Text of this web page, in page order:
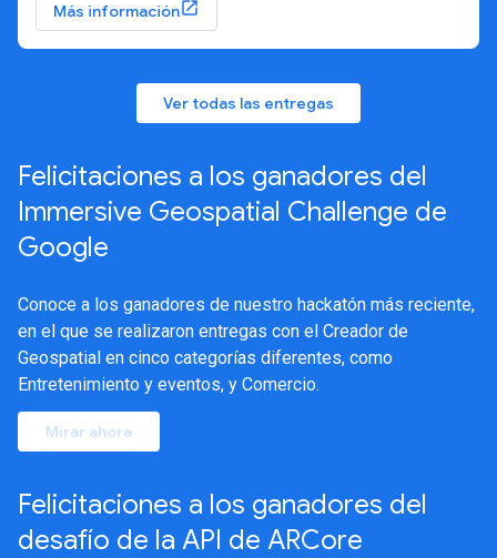
Más información
Ver todas las entregas
Felicitaciones a los ganadores del
Immersive Geospatial Challenge de
Google
Conoce a los ganadores de nuestro hackatón más reciente,
en el que se realizaron entregas con el Creador de
Geospatial en cinco categorías diferentes, como
Entretenimiento y eventos, y Comercio.
Mirar ahora
Felicitaciones a los ganadores del
desafío de la API de ARCore